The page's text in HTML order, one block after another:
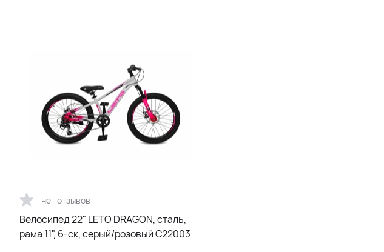
нет отзывов
Велосипед 22" LETO DRAGON, сталь,
рама 11", 6-ск, серый/розовый С22003